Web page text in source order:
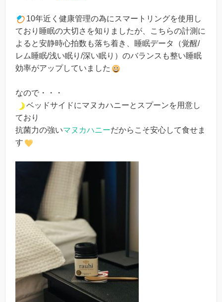
10年近く健康管理の為にスマートリングを使用し
ており睡眠の大切さを知りましたが、こちらの計測に
よると安静時心拍数も落ち着き、睡眠データ（覚醒/
レム睡眠/浅い眠り/深い眠り）のバランスも整い睡眠
効率がアップしていました
なので・・・
ベッドサイドにマヌカハニーとスプーンを用意し
ており
抗菌力の強いマヌカハニーだからこそ安心して食せま
す